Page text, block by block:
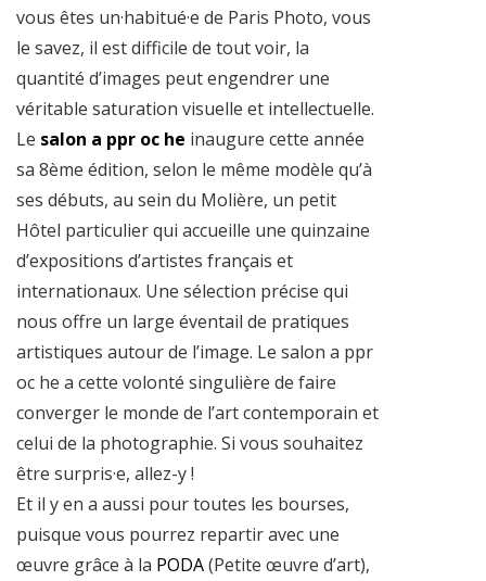
vous êtes un·habitué·e de Paris Photo, vous
le savez, il est difficile de tout voir, la
quantité d’images peut engendrer une
véritable saturation visuelle et intellectuelle.
Le salon a ppr oc he inaugure cette année
sa 8ème édition, selon le même modèle qu’à
ses débuts, au sein du Molière, un petit
Hôtel particulier qui accueille une quinzaine
d’expositions d’artistes français et
internationaux. Une sélection précise qui
nous offre un large éventail de pratiques
artistiques autour de l’image. Le salon a ppr
oc he a cette volonté singulière de faire
converger le monde de l’art contemporain et
celui de la photographie. Si vous souhaitez
être surpris·e, allez-y !
Et il y en a aussi pour toutes les bourses,
puisque vous pourrez repartir avec une
œuvre grâce à la PODA(Petite œuvre d’art),